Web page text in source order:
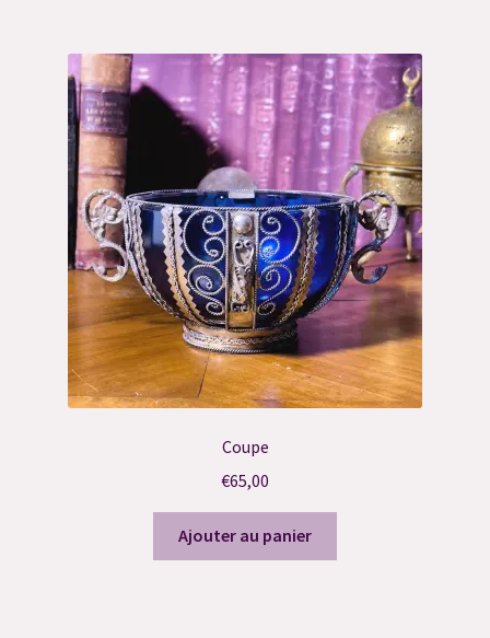
Résultat du Quiz
Résultat du Quiz
Résultat du Quiz
Validation de la commande
Coupe
€65,00
Ajouter au panier